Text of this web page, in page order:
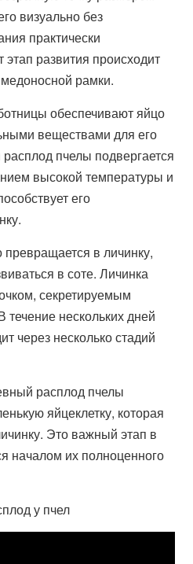
визуально без
практически
этап развития происходит
рамки.
обеспечивают яйцо
веществами для его
пчелы подвергается
высокой температуры и
его
в личинку,
в соте. Личинка
секретируемым
нескольких дней
через несколько стадий
расплод пчелы
яйцеклетку, которая
Это важный этап в
началом их полноценного
у пчел